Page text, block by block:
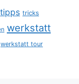
tipps tricks
werkstatt
werkstatt tour